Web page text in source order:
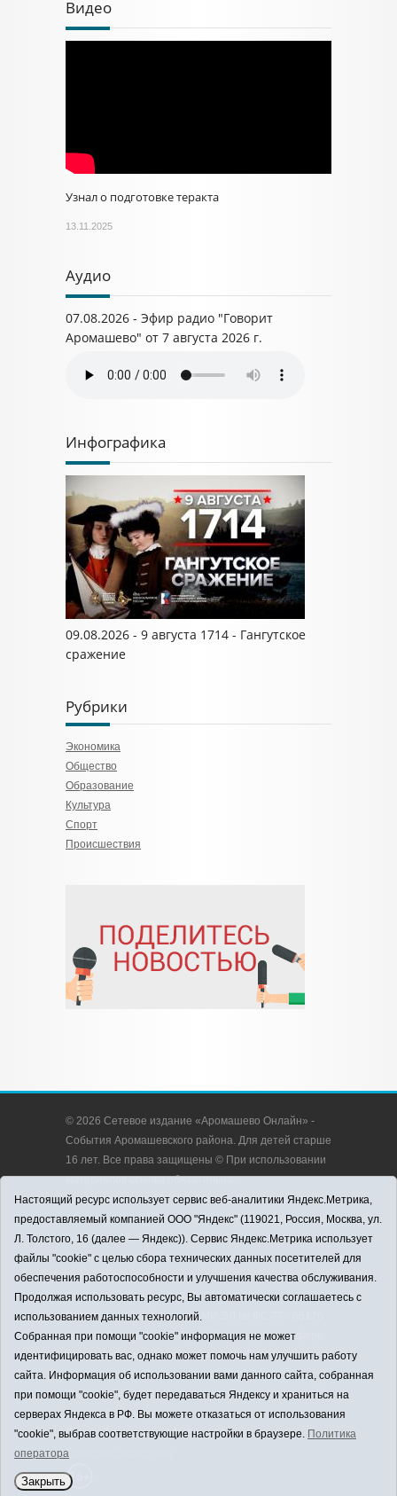
Видео
Узнал о подготовке теракта
13.11.2025
Аудио
07.08.2026 - Эфир радио "Говорит
Аромашево" от 7 августа 2026 г.
Инфографика
09.08.2026 - 9 августа 1714 - Гангутское
сражение
Рубрики
Экономика
Общество
Образование
Культура
Спорт
Происшествия
© 2026 Сетевое издание «Аромашево Онлайн» -
События Аромашевского района. Для детей старше
16 лет. Все права защищены © При использовании
материалов ссылка обязательна.
Адрес редакции: 627350, Россия, Тюменская
область, Аромашевский район, с. Аромашево, ул.
Кирова, д. 13.
Адрес электронной почты редакции:
strudu72@obl72.ru
Телефон редакции: 8 (34545) 2-30-58
Регистрационный номер СМИ ЭЛ № ФС 77 - 65176
выдано Федеральной службой по надзору в сфере
связи, информационных технологий и массовых
коммуникаций (Роскомнадзор) 28.03.2016 г.
Учредитель: АНО «Информационно-издательский
центр «Слава труду».
Главный редактор: А.Н. Барабанщиков
Политика оператора
Настоящий ресурс использует сервис веб-аналитики Яндекс.Метрика,
предоставляемый компанией ООО "Яндекс" (119021, Россия, Москва, ул.
Л. Толстого, 16 (далее — Яндекс)). Сервис Яндекс.Метрика использует
файлы "cookie" с целью сбора технических данных посетителей для
обеспечения работоспособности и улучшения качества обслуживания.
Продолжая использовать ресурс, Вы автоматически соглашаетесь с
использованием данных технологий.
Собранная при помощи "cookie" информация не может
идентифицировать вас, однако может помочь нам улучшить работу
сайта. Информация об использовании вами данного сайта, собранная
при помощи "cookie", будет передаваться Яндексу и храниться на
серверах Яндекса в РФ. Вы можете отказаться от использования
"cookie", выбрав соответствующие настройки в браузере. Политика
оператора
Закрыть